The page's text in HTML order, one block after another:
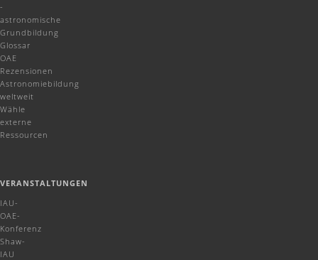
-
astronomische
Grundbildung
Glossar
OAE
Rezensionen
Astronomiebildung
weltweit
Wähle
externe
Ressourcen
VERANSTALTUNGEN
IAU-
OAE-
Konferenz
Shaw-
IAU